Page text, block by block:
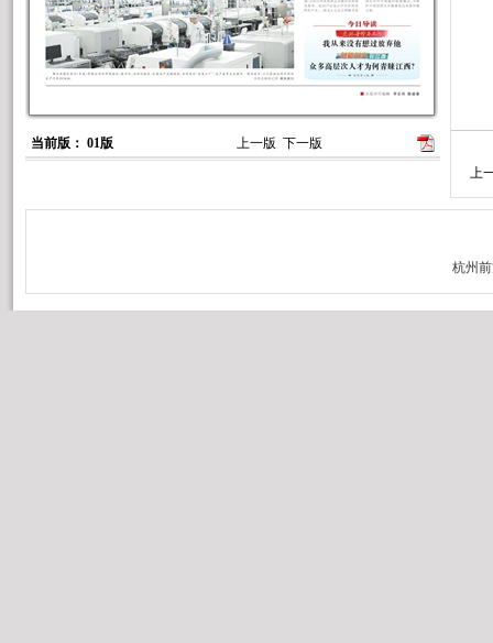
当前版： 01版 上一版 下一版
上